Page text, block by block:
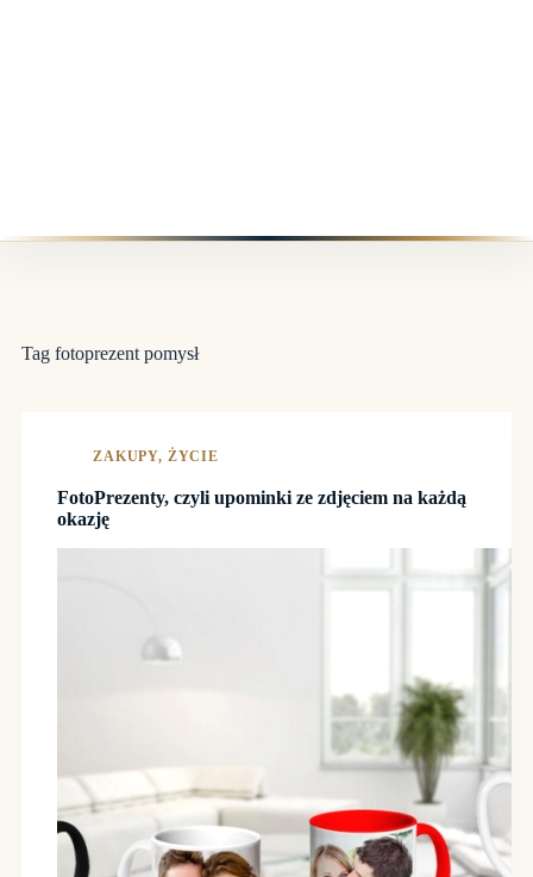
Tag fotoprezent pomysł
ZAKUPY, ŻYCIE
FotoPrezenty, czyli upominki ze zdjęciem na każdą
okazję